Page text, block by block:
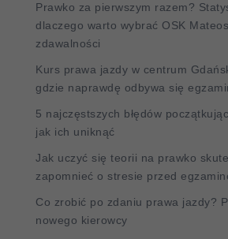
Prawko za pierwszym razem?
dlaczego warto wybrać OSK
zdawalności
Kurs prawa jazdy w centrum
gdzie naprawdę odbywa się
5 najczęstszych błędów
jak ich uniknąć
Jak uczyć się teorii na prawko
zapomnieć o stresie przed
Co zrobić po zdaniu prawa jazdy?
nowego kierowcy